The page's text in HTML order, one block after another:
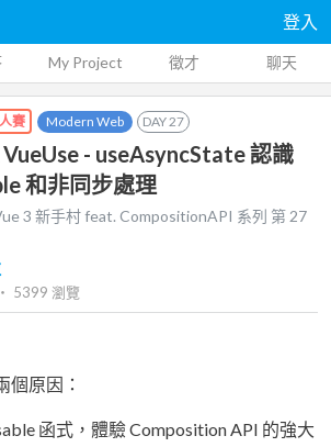
登入
My Project 徵才 聊天
賽 Modern Web DAY27
- useAsyncState 認識
和非同步處理
3 新手村 feat. CompositionAPI 系列 第27
‧ 5399 瀏覽
個原因：
函式，體驗 Composition API 的強大